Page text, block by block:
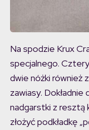
Na spodzie Krux
specjalnego.
dwie nóżki również
zawiasy. Dokładnie
nadgarstki z resztą
złożyć podkładkę